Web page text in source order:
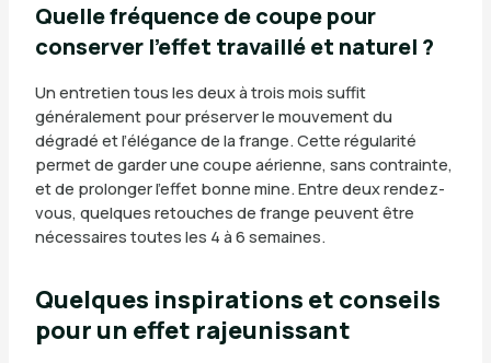
Quelle fréquence de coupe pour
conserver l’effet travaillé et naturel ?
Un entretien tous les deux à trois mois suffit
généralement pour préserver le mouvement du
dégradé et l’élégance de la frange. Cette régularité
permet de garder une coupe aérienne, sans contrainte,
et de prolonger l’effet bonne mine. Entre deux rendez-
vous, quelques retouches de frange peuvent être
nécessaires toutes les 4 à 6 semaines.
Quelques inspirations et conseils
pour un effet rajeunissant